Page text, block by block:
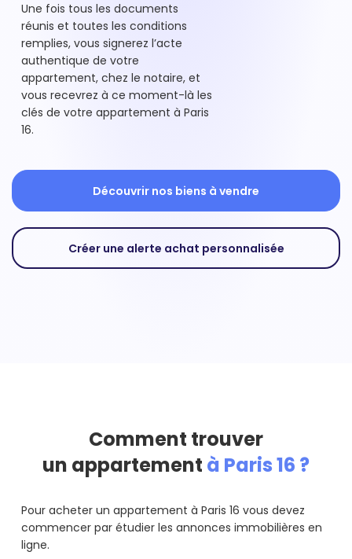
Une fois tous les documents
réunis et toutes les conditions
remplies, vous signerez l’acte
authentique de votre
appartement, chez le notaire, et
vous recevrez à ce moment-là les
clés de votre appartement à Paris
16.
Découvrir nos biens à vendre
Créer une alerte achat personnalisée
Comment trouver
un appartement à Paris 16 ?
Pour acheter un appartement à Paris 16 vous devez
commencer par étudier les annonces immobilières en
ligne.